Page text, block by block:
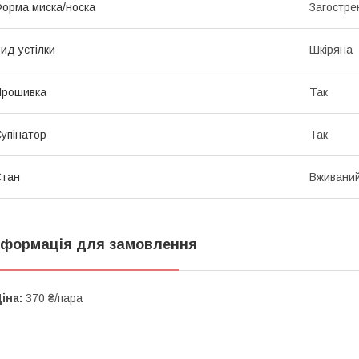
миска/носка
устілки Шкіряна
Так
Так
для замовлення
370 ₴/пара